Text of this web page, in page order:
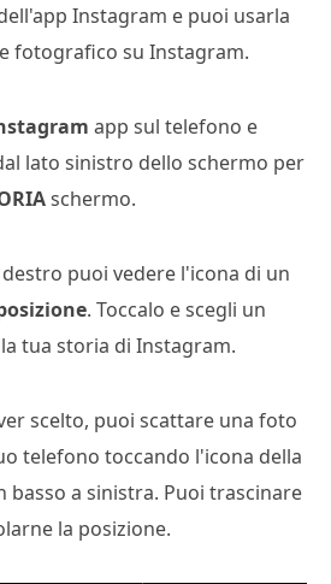
Instagram e puoi usarla
fotografico su Instagram.
app sul telefono e
lato sinistro dello schermo per
schermo.
puoi vedere l'icona di un
. Toccalo e scegli un
tua storia di Instagram.
scelto, puoi scattare una foto
telefono toccando l'icona della
basso a sinistra. Puoi trascinare
la posizione.